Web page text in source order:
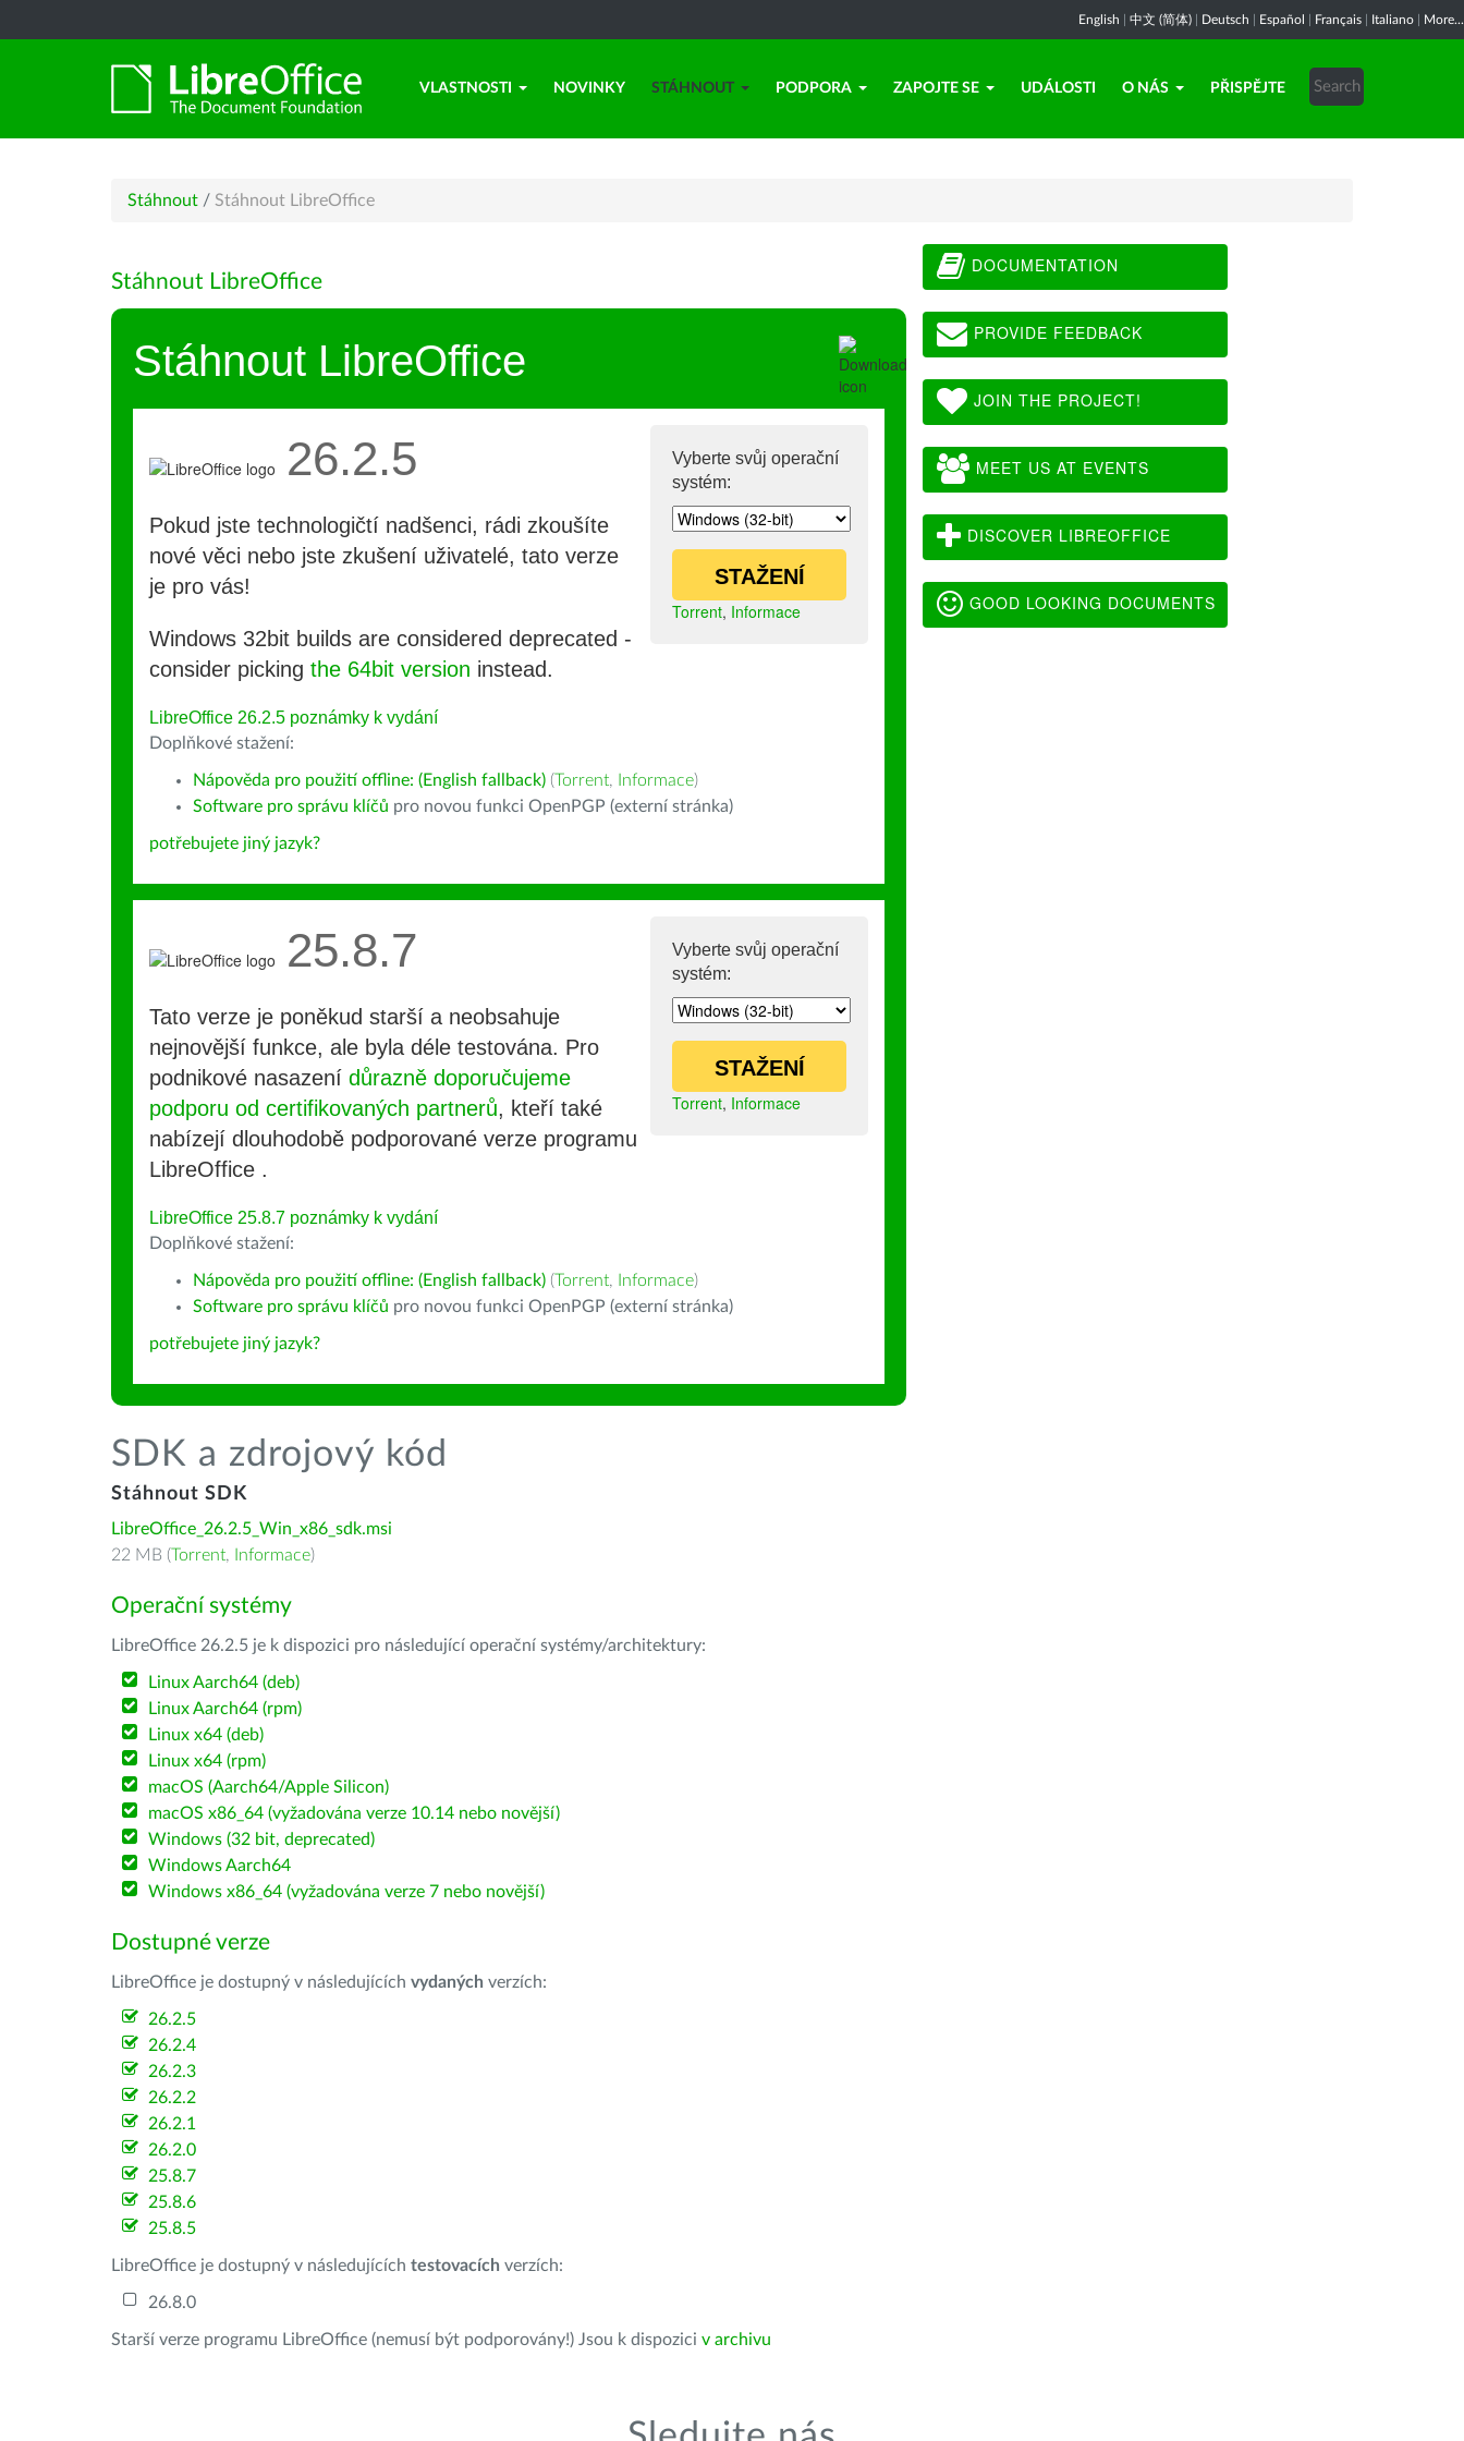
English 中文 (简体) Deutsch Español Français Italiano More...
VLASTNOSTI NOVINKY STÁHNOUT PODPORA ZAPOJTE SE UDÁLOSTI O NÁS PŘISPĚJTE
Stáhnout / Stáhnout LibreOffice
Stáhnout LibreOffice
Stáhnout LibreOffice
Vyberte svůj operační
systém:
STAŽENÍ
Torrent, Informace
26.2.5
Pokud jste technologičtí nadšenci, rádi zkoušíte
nové věci nebo jste zkušení uživatelé, tato verze
je pro vás!
Windows 32bit builds are considered deprecated -
consider picking the 64bit version instead.
LibreOffice 26.2.5 poznámky k vydání
Doplňkové stažení:
Nápověda pro použití offline: (English fallback) (Torrent, Informace)
Software pro správu klíčů pro novou funkci OpenPGP (externí stránka)
potřebujete jiný jazyk?
Vyberte svůj operační
systém:
STAŽENÍ
Torrent, Informace
25.8.7
Tato verze je poněkud starší a neobsahuje
nejnovější funkce, ale byla déle testována. Pro
podnikové nasazení důrazně doporučujeme
podporu od certifikovaných partnerů, kteří také
nabízejí dlouhodobě podporované verze programu
LibreOffice .
LibreOffice 25.8.7 poznámky k vydání
Doplňkové stažení:
Nápověda pro použití offline: (English fallback) (Torrent, Informace)
Software pro správu klíčů pro novou funkci OpenPGP (externí stránka)
potřebujete jiný jazyk?
SDK a zdrojový kód
Stáhnout SDK
LibreOffice_26.2.5_Win_x86_sdk.msi
22 MB (Torrent, Informace)
Operační systémy
LibreOffice 26.2.5 je k dispozici pro následující operační systémy/architektury:
Linux Aarch64 (deb)
Linux Aarch64 (rpm)
Linux x64 (deb)
Linux x64 (rpm)
macOS (Aarch64/Apple Silicon)
macOS x86_64 (vyžadována verze 10.14 nebo novější)
Windows (32 bit, deprecated)
Windows Aarch64
Windows x86_64 (vyžadována verze 7 nebo novější)
Dostupné verze
LibreOffice je dostupný v následujících vydaných verzích:
26.2.5
26.2.4
26.2.3
26.2.2
26.2.1
26.2.0
25.8.7
25.8.6
25.8.5
LibreOffice je dostupný v následujících testovacích verzích:
26.8.0
Starší verze programu LibreOffice (nemusí být podporovány!) Jsou k dispozici v archivu
DOCUMENTATION
PROVIDE FEEDBACK
JOIN THE PROJECT!
MEET US AT EVENTS
DISCOVER LIBREOFFICE
GOOD LOOKING DOCUMENTS